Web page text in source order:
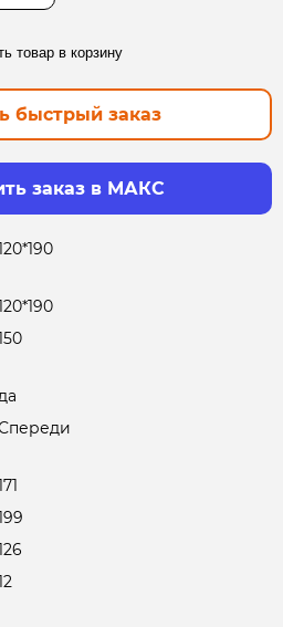
товар в корзину
быстрый заказ
заказ в МАКС